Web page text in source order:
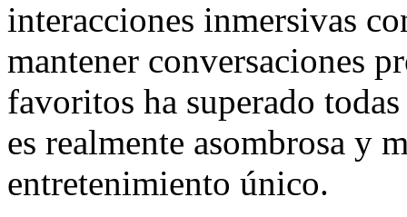
interacciones inmersivas
mantener conversaciones
favoritos ha superado
es realmente asombrosa y
entretenimiento único.